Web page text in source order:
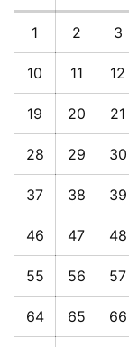
1 2 3
10 11 12
19 20 21
28 29 30
37 38 39
46 47 48
55 56 57
64 65 66